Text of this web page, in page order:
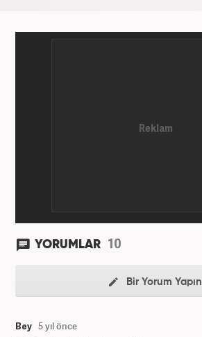
YORUMLAR 10
Bir Yorum Yapın
Bey 5 yıl önce